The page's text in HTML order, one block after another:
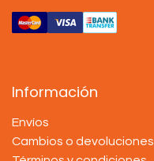
Información
Envíos
Cambios o devoluciones